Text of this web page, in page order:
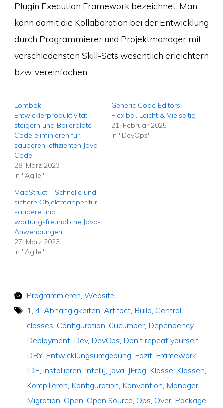
Plugin Execution Framework bezeichnet. Man
kann damit die Kollaboration bei der Entwicklung
durch Programmierer und Projektmanager mit
verschiedensten Skill-Sets wesentlich erleichtern
bzw. vereinfachen.
Lombok –
Entwicklerproduktivität
steigern und Boilerplate-
Code eliminieren für
sauberen, effizienten Java-
Code
28. März 2023
In "Agile"
Generic Code Editors –
Flexibel, Leicht & Vielseitig
21. Februar 2025
In "DevOps"
MapStruct – Schnelle und
sichere Objektmapper für
saubere und
wartungsfreundliche Java-
Anwendungen
27. März 2023
In "Agile"
Programmieren, Website
1, 4, Abhängigkeiten, Artifact, Build, Central,
classes, Configuration, Cucumber, Dependency,
Deployment, Dev, DevOps, Don't repeat yourself,
DRY, Entwicklungsumgebung, Fazit, Framework,
IDE, installieren, IntelliJ, Java, JFrog, Klasse, Klassen,
Kompilieren, Konfiguration, Konvention, Manager,
Migration, Open, Open Source, Ops, Over, Package,